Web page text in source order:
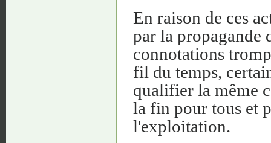
En raison de ces
par la propagande
connotations
fil du temps,
qualifier la même
la fin pour tous et
l'exploitation.